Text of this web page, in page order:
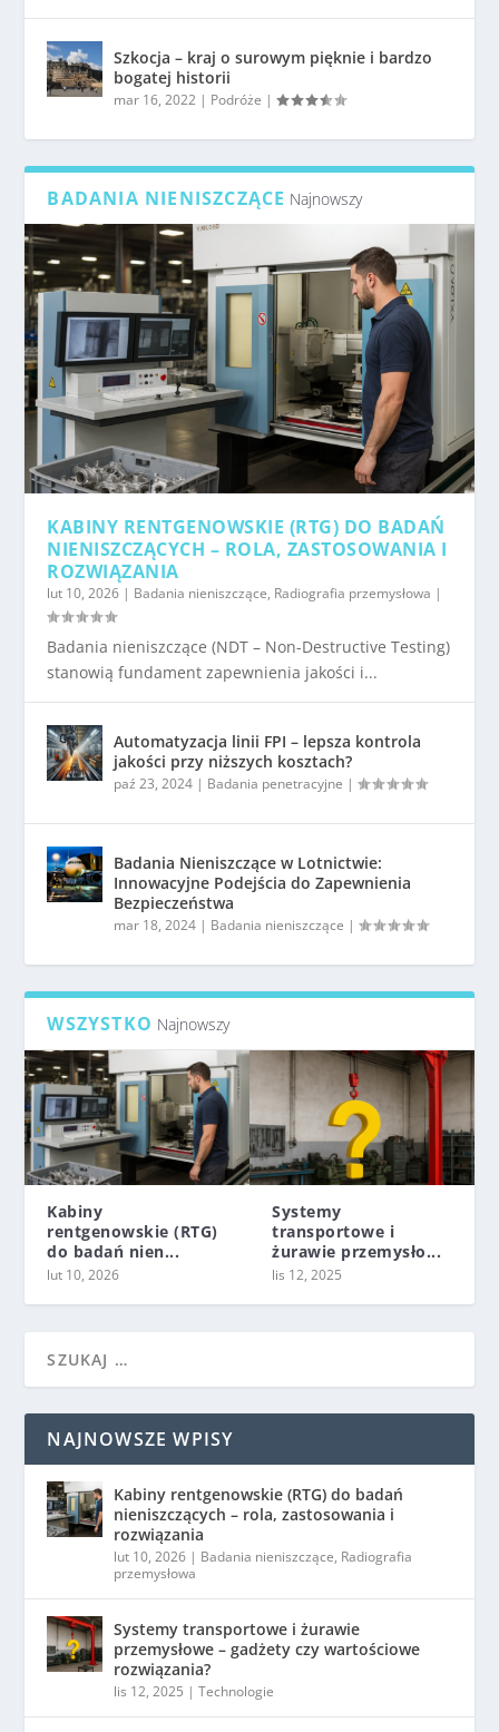
Szkocja – kraj o surowym pięknie i bardzo
bogatej historii
mar 16, 2022 | Podróże |
BADANIA NIENISZCZĄCE Najnowszy
KABINY RENTGENOWSKIE (RTG) DO BADAŃ
NIENISZCZĄCYCH – ROLA, ZASTOSOWANIA I
ROZWIĄZANIA
lut 10, 2026 | Badania nieniszczące, Radiografia przemysłowa |
Badania nieniszczące (NDT – Non-Destructive Testing)
stanowią fundament zapewnienia jakości i...
Automatyzacja linii FPI – lepsza kontrola
jakości przy niższych kosztach?
paź 23, 2024 | Badania penetracyjne |
Badania Nieniszczące w Lotnictwie:
Innowacyjne Podejścia do Zapewnienia
Bezpieczeństwa
mar 18, 2024 | Badania nieniszczące |
WSZYSTKO Najnowszy
Kabiny
rentgenowskie (RTG)
do badań nien...
lut 10, 2026
Systemy
transportowe i
żurawie przemysło...
lis 12, 2025
NAJNOWSZE WPISY
Kabiny rentgenowskie (RTG) do badań
nieniszczących – rola, zastosowania i
rozwiązania
lut 10, 2026 | Badania nieniszczące, Radiografia
przemysłowa
Systemy transportowe i żurawie
przemysłowe – gadżety czy wartościowe
rozwiązania?
lis 12, 2025 |Technologie